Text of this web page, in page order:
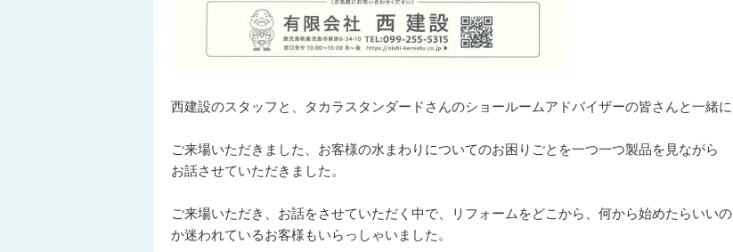
西建設のスタッフと、タカラスタンダードさんのショールームアドバイザーの皆さんと一緒に
ご来場いただきました、お客様の水まわりについてのお困りごとを一つ一つ製品を見ながら
お話させていただきました。
ご来場いただき、お話をさせていただく中で、リフォームをどこから、何から始めたらいいの
か迷われているお客様もいらっしゃいました。